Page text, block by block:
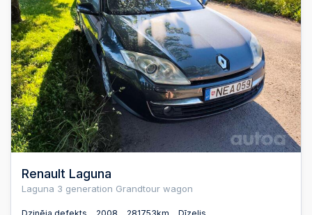
Renault Laguna
Laguna 3 generation Grandtour wagon